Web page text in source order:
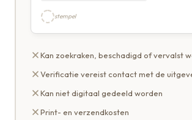
stempel
Kan zoekraken, beschadigd of vervalst
Verificatie vereist contact met de
Kan niet digitaal gedeeld worden
Print- en verzendkosten